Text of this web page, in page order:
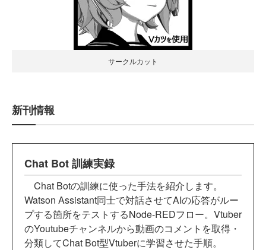
サークルカット
新刊情報
Chat Bot 訓練実録
Chat Botの訓練に使った手法を紹介します。
Watson Assistant同士で対話させてAIの応答がルー
プする箇所をテストするNode-REDフロー。Vtuber
のYoutubeチャンネルから動画のコメントを取得・
分類してChat Bot型Vtuberに学習させた手順。